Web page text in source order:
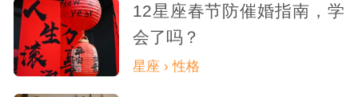
12星座春节防催婚指南，学
会了吗？
星座 › 性格